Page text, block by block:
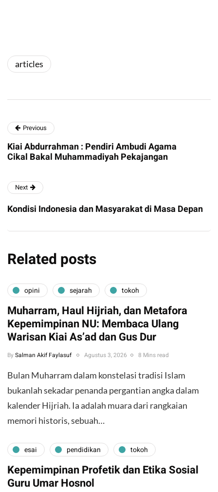
articles
Previous
Kiai Abdurrahman : Pendiri Ambudi Agama
Cikal Bakal Muhammadiyah Pekajangan
Next
Kondisi Indonesia dan Masyarakat di Masa Depan
Related posts
opini sejarah tokoh
Muharram, Haul Hijriah, dan Metafora
Kepemimpinan NU: Membaca Ulang
Warisan Kiai As’ad dan Gus Dur
By Salman Akif Faylasuf Agustus 3, 2026 8 Mins read
Bulan Muharram dalam konstelasi tradisi Islam
bukanlah sekadar penanda pergantian angka dalam
kalender Hijriah. Ia adalah muara dari rangkaian
memori historis, sebuah…
esai pendidikan tokoh
Kepemimpinan Profetik dan Etika Sosial
Guru Umar Hosnol